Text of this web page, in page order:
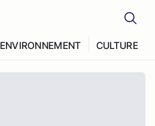
ENVIRONNEMENT CULTURE